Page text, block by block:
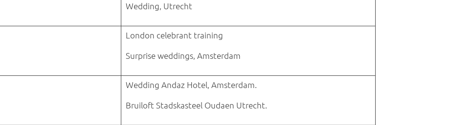
Wedding, Utrecht
London celebrant training
Surprise weddings, Amsterdam
Wedding Andaz Hotel, Amsterdam.
Bruiloft Stadskasteel Oudaen Utrecht.